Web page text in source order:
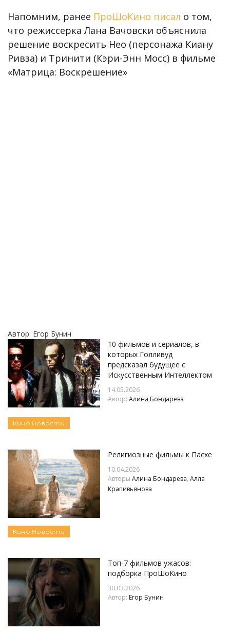
Напомним, ранее ПроШоКино писал о том,
что режиссерка Лана Вачовски объяснила
решение воскресить Нео (персонажа Киану
Ривза) и Тринити (Кэри-Энн Мосс) в фильме
«Матрица: Воскрешение»
Автор: Егор Бунин
10 фильмов и сериалов, в
которых Голливуд
предсказал будущее с
Искусственным Интеллектом
14.05.2026
Автор: Алина Бондарева
Кино Новости
Религиозные фильмы к Пасхе
10.04.2026
Авторы Алина Бондарева, Алла
Крапивьянова
Кино Новости
Топ-7 фильмов ужасов:
подборка ПроШоКино
30.03.2026
Автор: Егор Бунин